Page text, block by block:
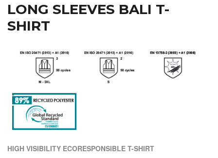
LONG SLEEVES BALI T-
SHIRT
HIGH VISIBILITY ECORESPONSIBLE T-SHIRT